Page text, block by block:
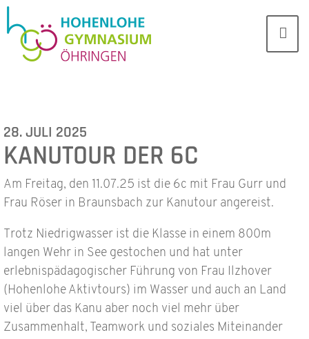
28. JULI 2025
KANUTOUR DER 6C
Am Freitag, den 11.07.25 ist die 6c mit Frau Gurr und
Frau Röser in Braunsbach zur Kanutour angereist.
Trotz Niedrigwasser ist die Klasse in einem 800m
langen Wehr in See gestochen und hat unter
erlebnispädagogischer Führung von Frau Ilzhover
(Hohenlohe Aktivtours) im Wasser und auch an Land
viel über das Kanu aber noch viel mehr über
Zusammenhalt, Teamwork und soziales Miteinander